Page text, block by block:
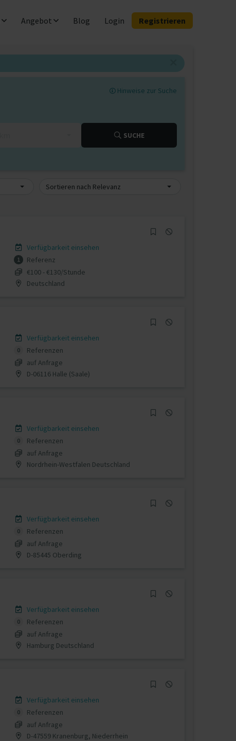
Angebot Blog Login Registrieren
Hinweise zur Suche
SUCHE
Sortieren nach Relevanz
Verfügbarkeit einsehen
1
Referenz
€100 - €130/Stunde
Deutschland
Verfügbarkeit einsehen
0
Referenzen
auf Anfrage
D-06116 Halle (Saale)
Verfügbarkeit einsehen
0
Referenzen
auf Anfrage
Nordrhein-Westfalen Deutschland
Verfügbarkeit einsehen
0
Referenzen
auf Anfrage
D-85445 Oberding
Verfügbarkeit einsehen
0
Referenzen
auf Anfrage
Hamburg Deutschland
Verfügbarkeit einsehen
0
Referenzen
auf Anfrage
D-47559 Kranenburg, Niederrhein